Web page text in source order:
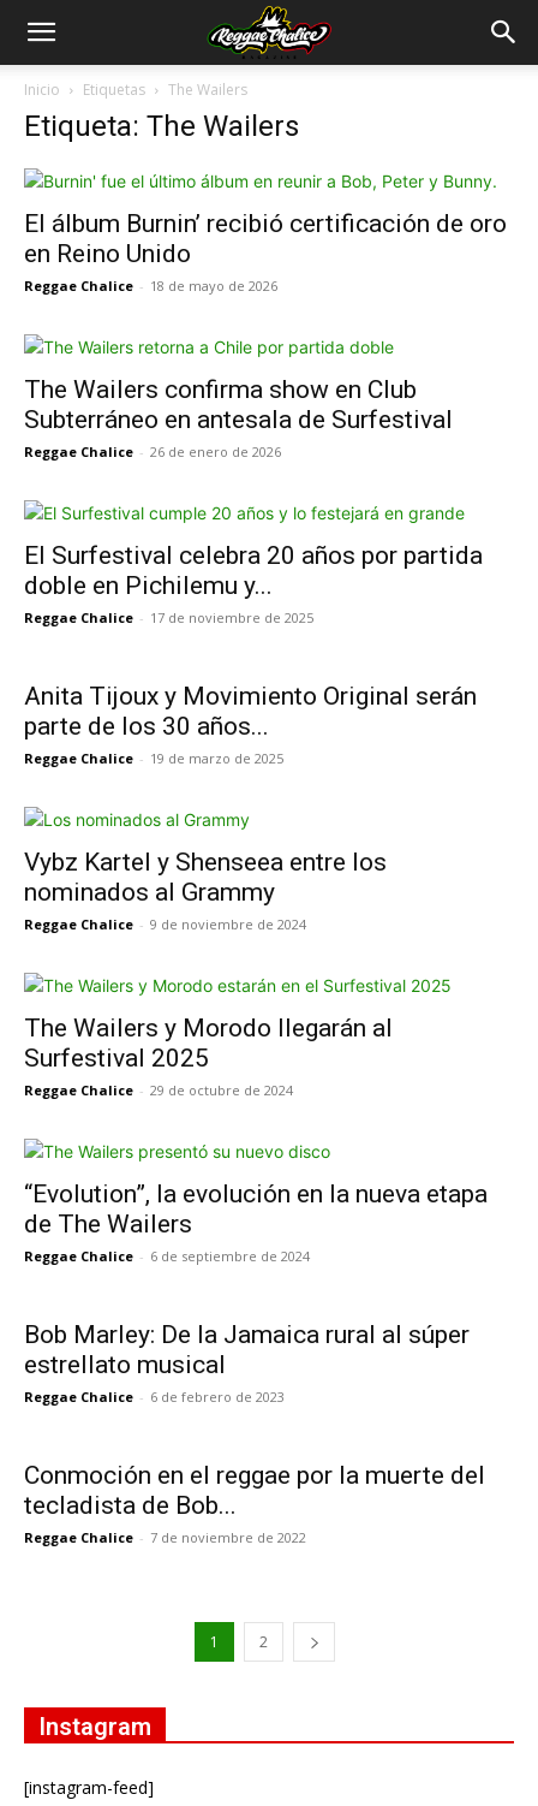
Inicio Etiquetas The Wailers
Etiqueta: The Wailers
El álbum Burnin’ recibió certificación de oro
en Reino Unido
Reggae Chalice - 18 de mayo de 2026
The Wailers confirma show en Club
Subterráneo en antesala de Surfestival
Reggae Chalice - 26 de enero de 2026
El Surfestival celebra 20 años por partida
doble en Pichilemu y...
Reggae Chalice - 17 de noviembre de 2025
Anita Tijoux y Movimiento Original serán
parte de los 30 años...
Reggae Chalice - 19 de marzo de 2025
Vybz Kartel y Shenseea entre los
nominados al Grammy
Reggae Chalice - 9 de noviembre de 2024
The Wailers y Morodo llegarán al
Surfestival 2025
Reggae Chalice - 29 de octubre de 2024
“Evolution”, la evolución en la nueva etapa
de The Wailers
Reggae Chalice - 6 de septiembre de 2024
Bob Marley: De la Jamaica rural al súper
estrellato musical
Reggae Chalice - 6 de febrero de 2023
Conmoción en el reggae por la muerte del
tecladista de Bob...
Reggae Chalice - 7 de noviembre de 2022
1 2
Instagram
[instagram-feed]